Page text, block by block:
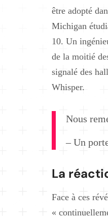
être adopté
Michigan
10. Un
de la moitié
signalé des
Whisper.
Nous
– Un
La
Face à ces
«